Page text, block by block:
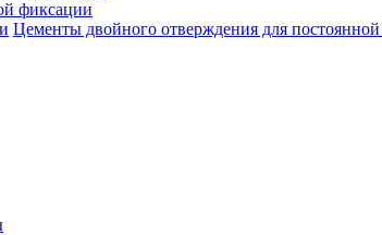
фиксации
Цементы двойного отверждения для